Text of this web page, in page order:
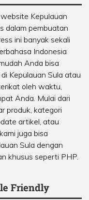
Kepulauan
dalam pembuatan
ini banyak sekali
Indonesia
Anda bisa
Kepulauan Sula atau
oleh waktu,
Anda. Mulai dari
produk, kategori
artikel, atau
juga bisa
Sula dengan
khusus seperti PHP.
Friendly